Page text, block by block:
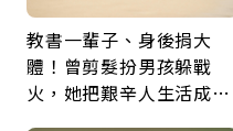
教書一輩子、身後捐大
體！曾剪髮扮男孩躲戰
火，她把艱辛人生活成風